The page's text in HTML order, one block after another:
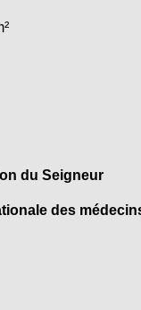
du Seigneur
des